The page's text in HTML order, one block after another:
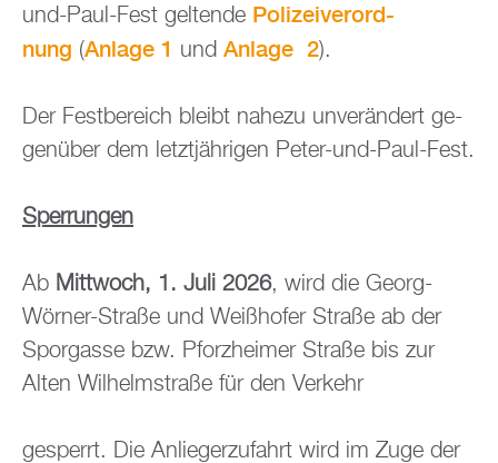
und-Paul-Fest gel­ten­de Po­li­zei­ver­ord­
nung (An­la­ge 1 und An­la­ge 2).
Der Fest­be­reich bleibt na­he­zu un­ver­än­dert ge­
gen­über dem letzt­jäh­ri­gen Peter-und-Paul-Fest.
Sper­run­gen
Ab Mitt­woch, 1. Juli 2026, wird die Georg-
Wör­ner-Stra­ße und Wei­ßho­fer Stra­ße ab der
Spor­gas­se bzw. Pforz­hei­mer Stra­ße bis zur
Alten Wil­helm­stra­ße für den Ver­kehr
ge­sperrt. Die An­lie­ger­zu­fahrt wird im Zuge der